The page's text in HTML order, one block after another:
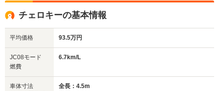
サイズ
(全長x全幅x全高)
全高
1.64m～1.67m
1.81m
チェロキーの基本情報
平均価格 93.5万円
JC08モード
燃費
6.7km/L
車体寸法
全長：4.5m